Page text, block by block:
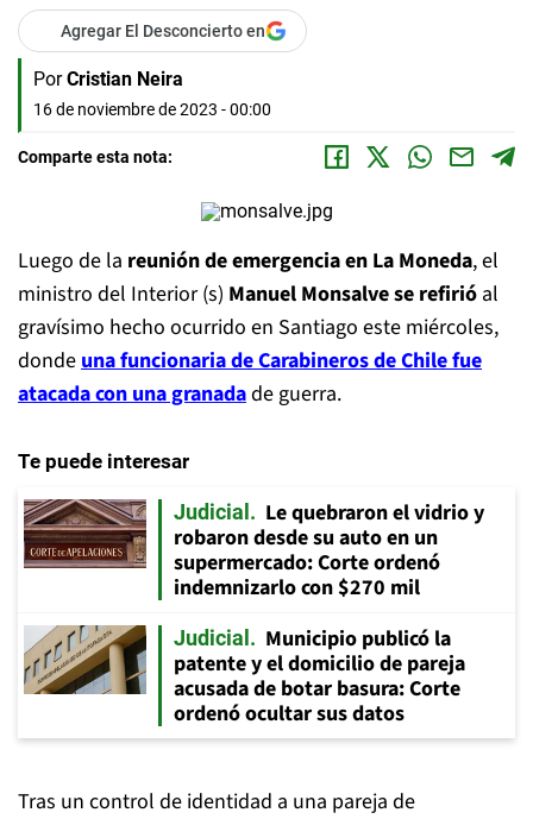
Agregar El Desconcierto en
Por Cristian Neira
16 de noviembre de 2023 - 00:00
Comparte esta nota:
Luego de la reunión de emergencia en La Moneda, el
ministro del Interior (s) Manuel Monsalve se refirió al
gravísimo hecho ocurrido en Santiago este miércoles,
dondeuna funcionaria de Carabineros de Chile fue
atacada con una granadade guerra.
Te puede interesar
Judicial
Le quebraron el vidrio y
robaron desde su auto en un
supermercado: Corte ordenó
indemnizarlo con $270 mil
Judicial
Municipio publicó la
patente y el domicilio de pareja
acusada de botar basura: Corte
ordenó ocultar sus datos
Tras un control de identidad a una pareja de